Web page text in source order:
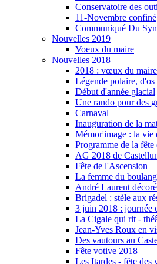
Conservatoire des
11-Novembre confiné
Communiqué Du
Nouvelles 2019
Voeux du maire
Nouvelles 2018
2018 : vœux du maire
Légende polaire, d'os
Début d'année glacial
Une rando pour des
Carnaval
Inauguration de la
Mémor'image : la vie
Programme de la
AG 2018 de
Fête de l'Ascension
La femme du
André Laurent
Brigadel : stèle aux
3 juin 2018 : journée
La Cigale qui rit -
Jean-Yves Roux en
Des vautours au
Fête votive 2018
Les Itardes - fête des